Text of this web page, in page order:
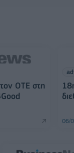
ΟΤΕ στη
06/